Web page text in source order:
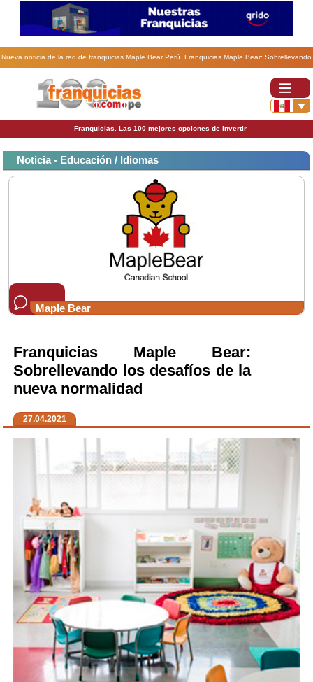
Nueva noticia de la red de franquicias Maple Bear Perú. Franquicias Maple Bear: Sobrellevando
los desafíos de la nueva normalidad.
Franquicias. Las 100 mejores opciones de invertir
Noticia - Educación / Idiomas
Maple Bear
Franquicias Maple Bear:
Sobrellevando los desafíos de la
nueva normalidad
27.04.2021